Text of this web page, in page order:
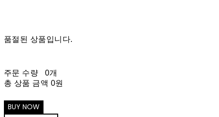
품절된 상품입니다.
주문 수량
0개
총 상품 금액 0원